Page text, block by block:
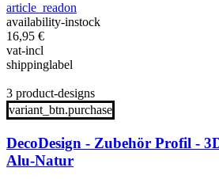
article_readon
availability-instock
16,95 €
vat-incl
shippinglabel
3 product-designs
variant_btn.purchase
DecoDesign - Zubehör Profil -
Alu-Natur